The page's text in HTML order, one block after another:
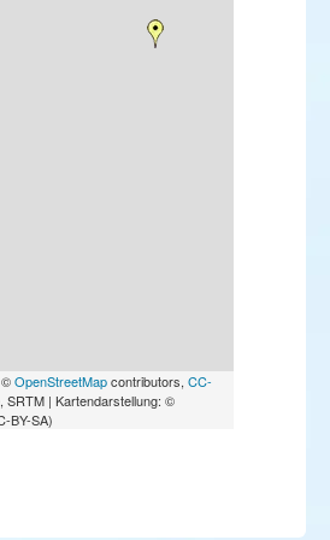
©OpenStreetMapcontributors, CC-
SRTM | Kartendarstellung: ©
BY-SA)